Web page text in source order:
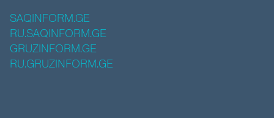
SAQINFORM.GE
RU.SAQINFORM.GE
GRUZINFORM.GE
RU.GRUZINFORM.GE